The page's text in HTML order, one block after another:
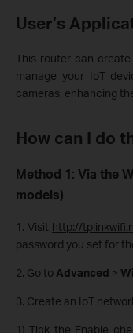
User’s
This router can
manage your IoT
cameras, enhancing
How can I do
Method 1: Via the
models)
1. Visit http://
password you set for
2. Go to Advanced >
3. Create an IoT
1) Tick the Enable